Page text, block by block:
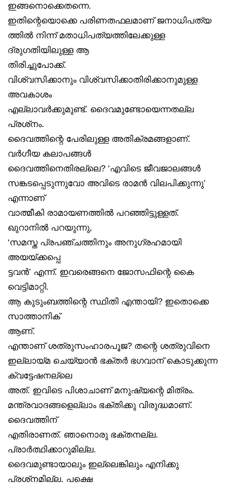
ഇങ്ങനൊക്കെതന്നെ.
ഇതിന്റെയൊക്കെ പരിണതഫലമാണ് ജനാധിപത്യ
ത്തിൽ നിന്ന് മതാധിപത്യത്തിലേക്കുള്ള
ദ്രുഗതിയിലുള്ള ആ
തിരിച്ചുപോക്ക്.
വിശ്വസിക്കാനും വിശ്വസിക്കാതിരിക്കാനുമുള്ള
അവകാശം
എല്ലാവർക്കുമുണ്ട്. ദൈവമുണ്ടോയെന്നതല്ല
പ്രശ്‌നം.
ദൈവത്തിന്റെ പേരിലുള്ള അതിക്രമങ്ങളാണ്.
വർഗീയ കലാപങ്ങൾ
ദൈവത്തിനെതിരല്ലെ? ‘എവിടെ ജീവജാലങ്ങൾ
സങ്കടപ്പെടുന്നുവോ അവിടെ രാമൻ വിലപിക്കുന്നു’
എന്നാണ്
വാത്മീകി രാമായണത്തിൽ പറഞ്ഞിട്ടുള്ളത്.
ഖുറാനിൽ പറയുന്നു,
‘സമസ്ത പ്രപഞ്ചത്തിനും അനുഗ്രഹമായി
അയയ്ക്കപ്പെ
ട്ടവൻ’ എന്ന്. ഇവരെങ്ങനെ ജോസഫിന്റെ കൈ
വെട്ടിമാറ്റി.
ആ കുടുംബത്തിന്റെ സ്ഥിതി എന്തായി? ഇതൊക്കെ
സാത്താനിക്
ആണ്.
എന്താണ് ശത്രുസംഹാരപൂജ? തന്റെ ശത്രുവിനെ
ഇല്ലായ്മ ചെയ്യാൻ ഭക്തർ ഭഗവാന് കൊടുക്കുന്ന
ക്വട്ടേഷനല്ലെ
അത്. ഇവിടെ പിശാചാണ് മനുഷ്യന്റെ മിത്രം.
മന്ത്രവാദങ്ങളെല്ലാം ഭക്തിക്കു വിരുദ്ധമാണ്.
ദൈവത്തിന്
എതിരാണത്. ഞാനൊരു ഭക്തനല്ല.
പ്രാർത്ഥിക്കാറുമില്ല.
ദൈവമുണ്ടായാലും ഇല്ലെങ്കിലും എനിക്കു
പ്രശ്‌നമില്ല. പക്ഷെ